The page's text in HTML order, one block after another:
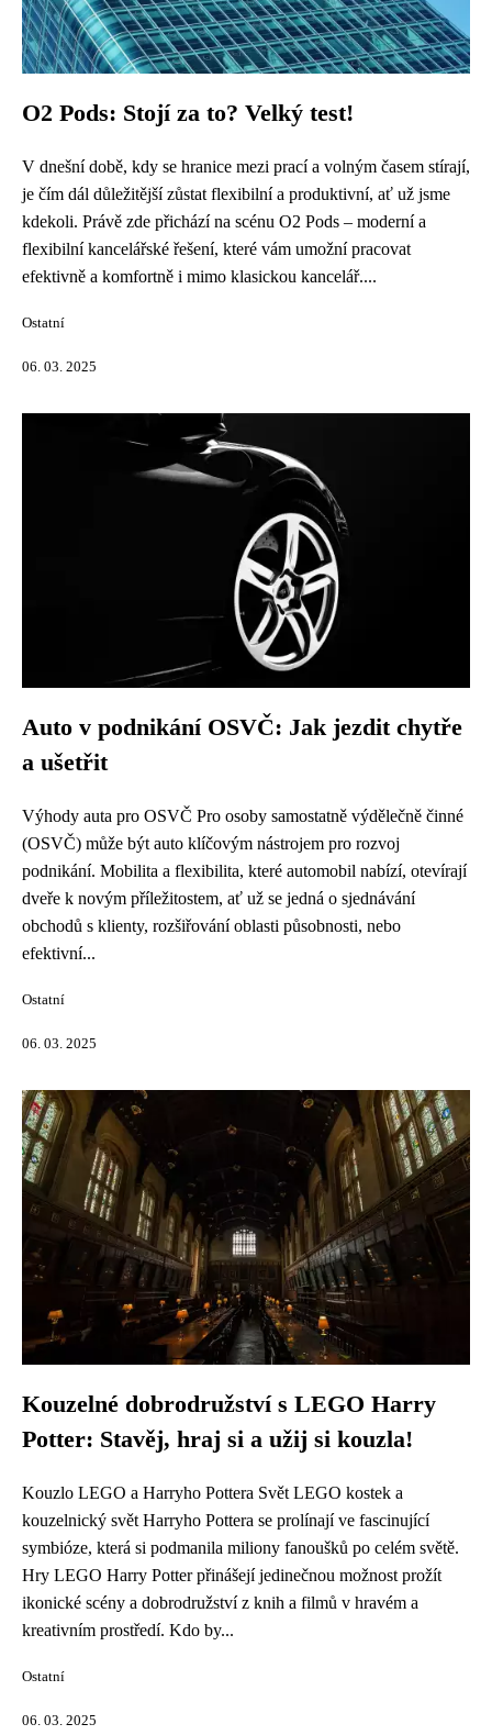
O2 Pods: Stojí za to? Velký test!
V dnešní době, kdy se hranice mezi prací a volným časem stírají,
je čím dál důležitější zůstat flexibilní a produktivní, ať už jsme
kdekoli. Právě zde přichází na scénu O2 Pods – moderní a
flexibilní kancelářské řešení, které vám umožní pracovat
efektivně a komfortně i mimo klasickou kancelář....
Ostatní
06. 03. 2025
Auto v podnikání OSVČ: Jak jezdit chytře
a ušetřit
Výhody auta pro OSVČ Pro osoby samostatně výdělečně činné
(OSVČ) může být auto klíčovým nástrojem pro rozvoj
podnikání. Mobilita a flexibilita, které automobil nabízí, otevírají
dveře k novým příležitostem, ať už se jedná o sjednávání
obchodů s klienty, rozšiřování oblasti působnosti, nebo
efektivní...
Ostatní
06. 03. 2025
Kouzelné dobrodružství s LEGO Harry
Potter: Stavěj, hraj si a užij si kouzla!
Kouzlo LEGO a Harryho Pottera Svět LEGO kostek a
kouzelnický svět Harryho Pottera se prolínají ve fascinující
symbióze, která si podmanila miliony fanoušků po celém světě.
Hry LEGO Harry Potter přinášejí jedinečnou možnost prožít
ikonické scény a dobrodružství z knih a filmů v hravém a
kreativním prostředí. Kdo by...
Ostatní
06. 03. 2025